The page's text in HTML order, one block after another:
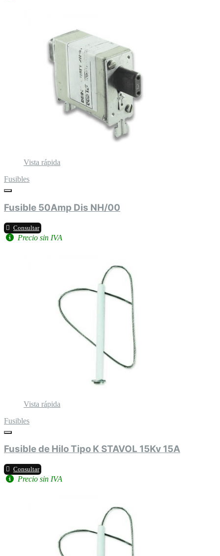
Vista rápida
Fusibles
Fusible 50Amp Dis NH/00
Consultar
Precio sin IVA
Vista rápida
Fusibles
Fusible de Hilo Tipo K STAVOL 15Kv 15A
Consultar
Precio sin IVA